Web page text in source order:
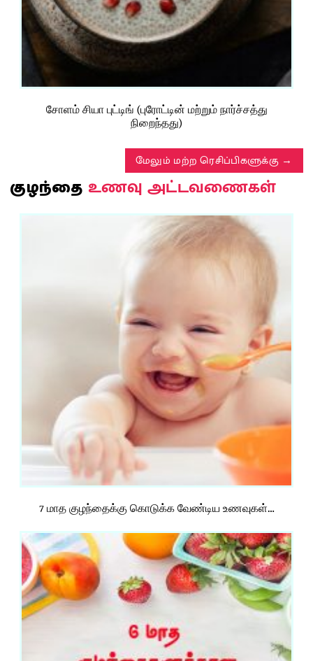
சோளம் சியா புட்டிங் (புரோட்டின் மற்றும் நார்ச்சத்து
நிறைந்தது)
மேலும் மற்ற ரெசிப்பிகளுக்கு
குழந்தை உணவு அட்டவணைகள்
7 மாத குழந்தைக்கு கொடுக்க வேண்டிய உணவுகள்…